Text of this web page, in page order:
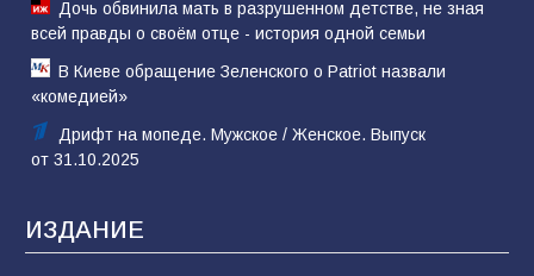
Дочь обвинила мать в разрушенном детстве, не зная
всей правды о своём отце - история одной семьи
В Киеве обращение Зеленского о Patriot назвали
«комедией»
Дрифт на мопеде. Мужское / Женское. Выпуск
от 31.10.2025
ИЗДАНИЕ